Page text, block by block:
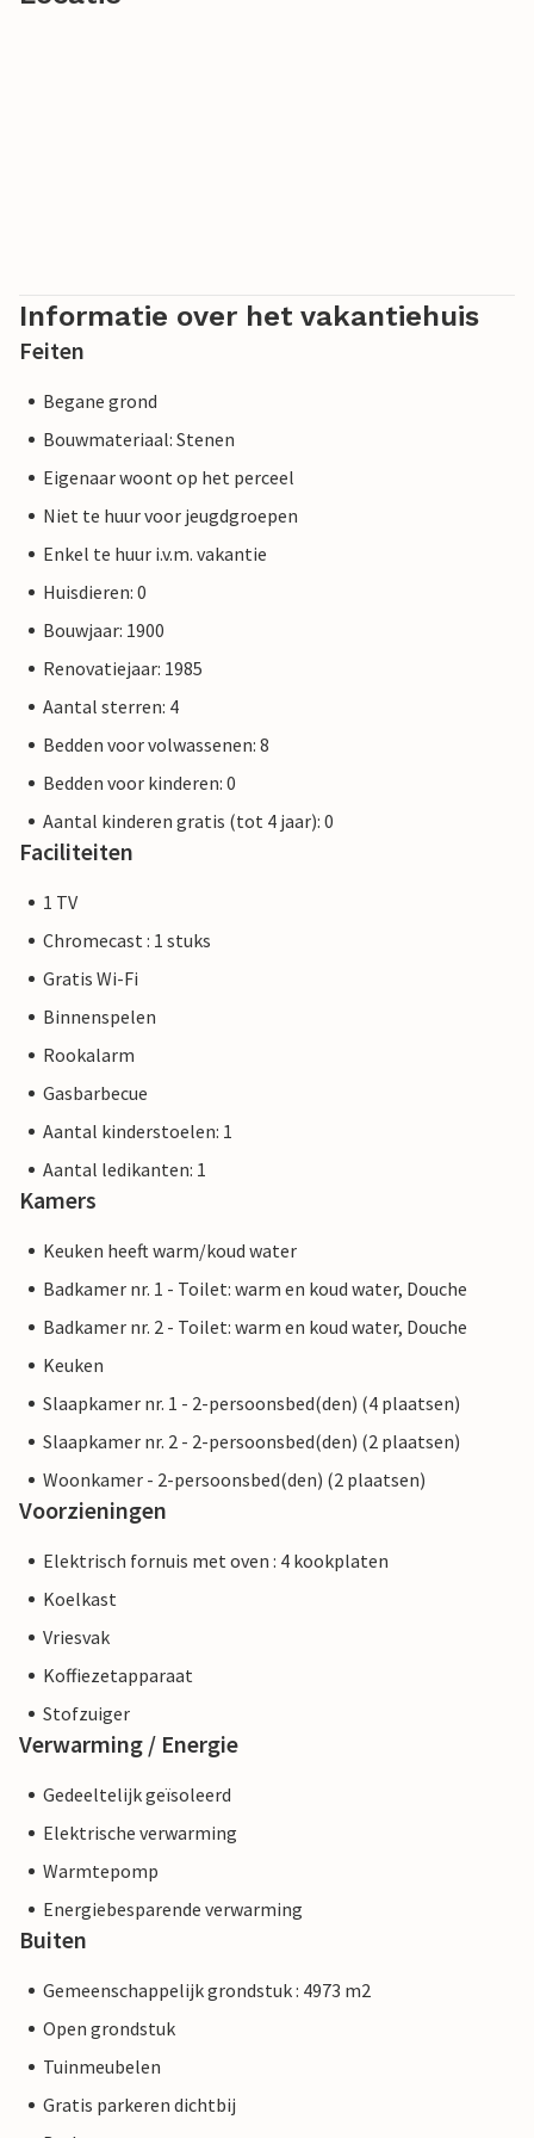
Informatie over het vakantiehuis
Feiten
Begane grond
Bouwmateriaal: Stenen
Eigenaar woont op het perceel
Niet te huur voor jeugdgroepen
Enkel te huur i.v.m. vakantie
Huisdieren: 0
Bouwjaar: 1900
Renovatiejaar: 1985
Aantal sterren: 4
Bedden voor volwassenen: 8
Bedden voor kinderen: 0
Aantal kinderen gratis (tot 4 jaar): 0
Faciliteiten
1 TV
Chromecast : 1 stuks
Gratis Wi-Fi
Binnenspelen
Rookalarm
Gasbarbecue
Aantal kinderstoelen: 1
Aantal ledikanten: 1
Kamers
Keuken heeft warm/koud water
Badkamer nr. 1 - Toilet: warm en koud water, Douche
Badkamer nr. 2 - Toilet: warm en koud water, Douche
Keuken
Slaapkamer nr. 1 - 2-persoonsbed(den) (4 plaatsen)
Slaapkamer nr. 2 - 2-persoonsbed(den) (2 plaatsen)
Woonkamer - 2-persoonsbed(den) (2 plaatsen)
Voorzieningen
Elektrisch fornuis met oven : 4 kookplaten
Koelkast
Vriesvak
Koffiezetapparaat
Stofzuiger
Verwarming / Energie
Gedeeltelijk geïsoleerd
Elektrische verwarming
Warmtepomp
Energiebesparende verwarming
Buiten
Gemeenschappelijk grondstuk : 4973 m2
Open grondstuk
Tuinmeubelen
Gratis parkeren dichtbij